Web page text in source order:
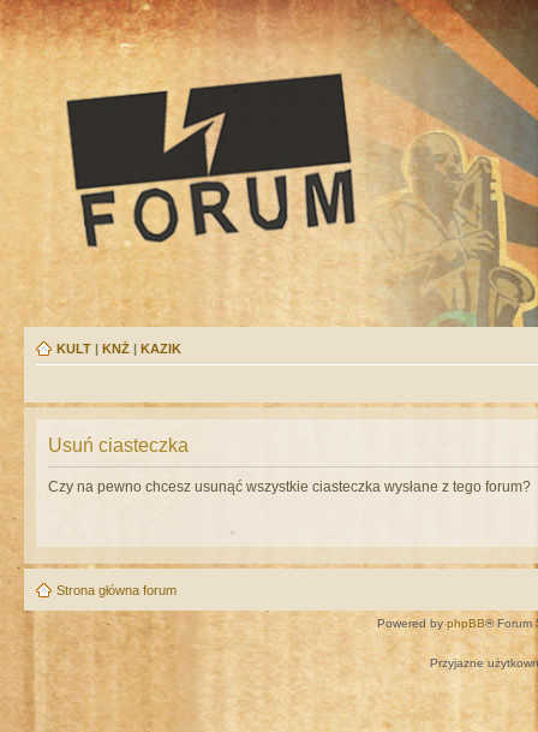
KULT | KNŻ | KAZIK
Usuń ciasteczka
Czy na pewno chcesz usunąć wszystkie ciasteczka wysłane z tego forum?
Strona główna forum
Powered by phpBB® Forum
Przyjazne